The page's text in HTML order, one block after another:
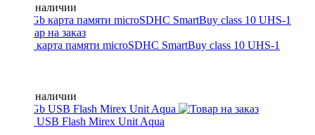
Нет в наличии
32 Gb карта памяти microSDHC SmartBuy class 10 UHS-1
Нет в наличии
16 Gb USB Flash Mirex Unit Aqua